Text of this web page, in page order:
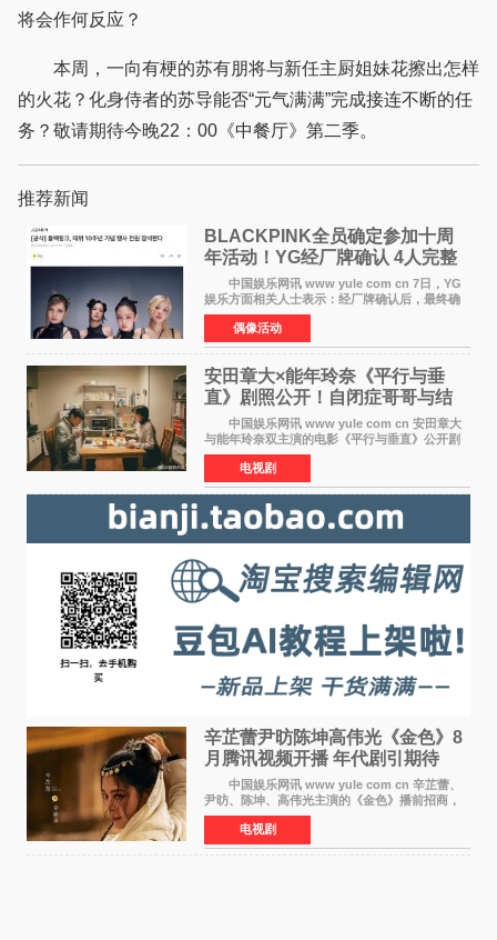
将会作何反应？
本周，一向有梗的苏有朋将与新任主厨姐妹花擦出怎样
的火花？化身侍者的苏导能否“元气满满”完成接连不断的任
务？敬请期待今晚22：00《中餐厅》第二季。
推荐新闻
BLACKPINK全员确定参加十周
年活动！YG经厂牌确认 4人完整
体合体成行
中国娱乐网讯 www yule com cn 7日，YG
娱乐方面相关人士表示：经厂牌确认后，最终确
定4名成员均将出席。YG方面最终确认了智秀、
JENNIE、ROS&Eacute;、LISA四位
BLACKPINK成员全员出席，使组
偶像活动
安田章大×能年玲奈《平行与垂
直》剧照公开！自闭症哥哥与结
婚前夕妹妹直面未来
中国娱乐网讯 www yule com cn 安田章大
与能年玲奈双主演的电影《平行与垂直》公开剧
照，该片将于8月28日上映。 本片围绕患有自
闭症谱系障碍的哥哥大贵（安田章大 饰）与即将
结婚的妹妹
电视剧
辛芷蕾尹昉陈坤高伟光《金色》8
月腾讯视频开播 年代剧引期待
中国娱乐网讯 www yule com cn 辛芷蕾、
尹昉、陈坤、高伟光主演的《金色》播前招商，
预计8月腾讯视频开播。这部年代剧汇集了众多实
力派演员，阵容强大，引发了观众的广泛关
注。 《金色》
电视剧